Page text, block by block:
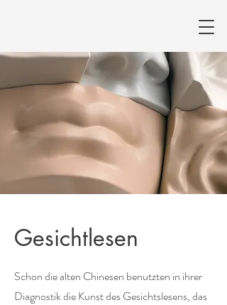
Gesichtlesen
Schon die alten Chinesen benutzten in ihrer
Diagnostik die Kunst des Gesichtslesens, das